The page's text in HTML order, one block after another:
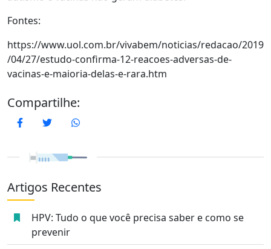
Fontes:
https://www.uol.com.br/vivabem/noticias/redacao/2019
/04/27/estudo-confirma-12-reacoes-adversas-de-
vacinas-e-maioria-delas-e-rara.htm
Compartilhe:
FacebookTwitterWhatsApp
Artigos Recentes
HPV: Tudo o que você precisa saber e como se
prevenir